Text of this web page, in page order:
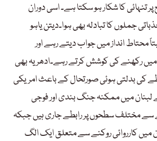
تنہائی کا شکار ہو سکتا ہے۔ اسی دوران
جملوں کا تبادلہ بھی ہوا۔دیتن یاہو
محتاط انداز میں جواب دیتے رہے اور
میں رکھنے کی کوشش کرتے رہے۔ادھر یہ بھی
کی بدلتی ہوئی صورتحال کے باعث امریکی
میں ممکنہ جنگ بندی اور فوجی
سے مختلف سطحوں پر رابطے جاری ہیں جبکہ
میں کارروائی روکنے سے متعلق ایک الگ